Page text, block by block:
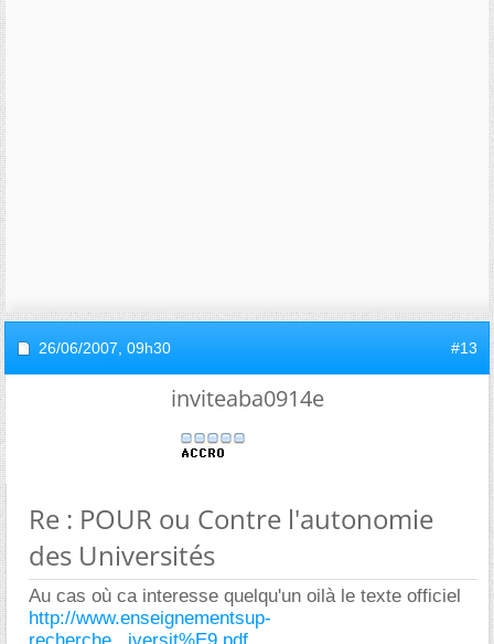
26/06/2007, 09h30 #13
inviteaba0914e
Re : POUR ou Contre l'autonomie
des Universités
Au cas où ca interesse quelqu'un oilà le texte officiel
http://www.enseignementsup-
recherche...iversit%E9.pdf